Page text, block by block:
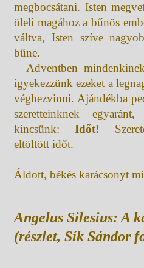
megbocsátani. Isten
öleli magához a bűnös
váltva, Isten szíve
bűne.
Adventben
igyekezzünk ezeket a
véghezvinni. Ajándékba
szeretteinknek
kincsünk:Időt!
eltöltött időt.
Áldott, békés karácsonyt
Angelus Silesius: A
(részlet, Sík Sándor